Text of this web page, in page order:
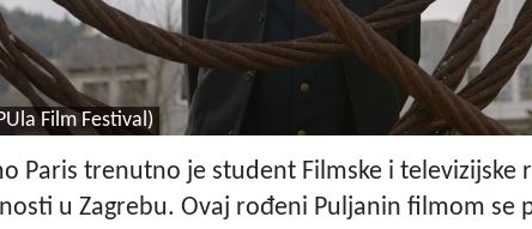
Film Festival)
Paris trenutno je student Filmske i televizijske
u Zagrebu. Ovaj rođeni Puljanin filmom se